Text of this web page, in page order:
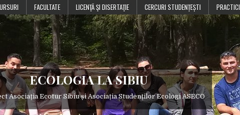
FACULTATE LICENŢĂ ŞI DISERTAŢIE CERCURI STUDENȚEȘTI PRACTICI
ECOLOGIA LA SIBIU
Asociația Ecotur Sibiu și Asociația Studenților Ecologi ASECO